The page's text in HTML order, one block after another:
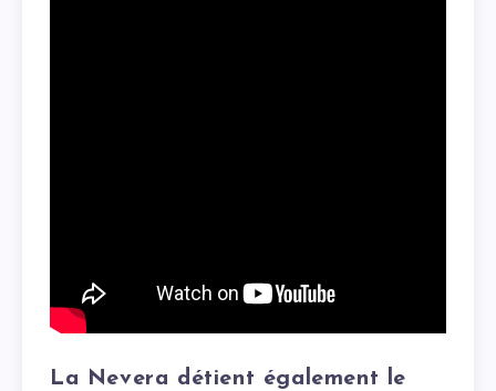
La Nevera détient également le